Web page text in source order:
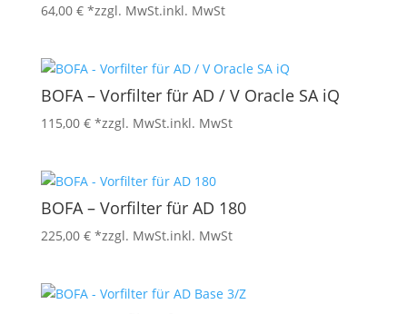
64,00 € *zzgl. MwSt.inkl. MwSt
BOFA – Vorfilter für AD / V Oracle SA iQ
115,00 € *zzgl. MwSt.inkl. MwSt
BOFA – Vorfilter für AD 180
225,00 € *zzgl. MwSt.inkl. MwSt